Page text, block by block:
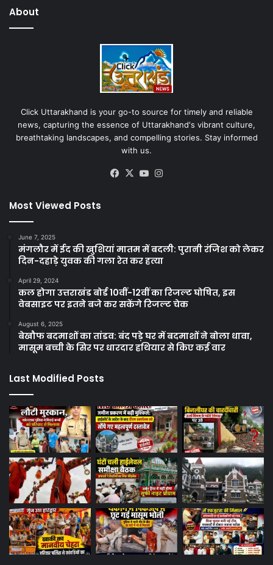
About
Click Uttarakhand is your go-to source for timely and reliable
news, capturing the essence of Uttarakhand's vibrant culture,
breathtaking landscapes, and compelling stories. Stay informed
with us.
Facebook
X YouTube
Most Viewed Posts
June 7, 2025
मंगलौर में ईद की खुशियां मातम में बदली: पुरानी रंजिश को लेकर
दिन-दहाड़े युवक की गला रेत कर हत्या
April 29, 2024
कल होगा उत्तराखंड बोर्ड 10वीं-12वीं का रिजल्ट घोषित, इस
वेबसाइट पर इतने बजे कर सकेंगे रिजल्ट चेक
August 6, 2025
बेखौफ बदमाशों का तांडव: बंद पड़े घर में बदमाशों ने बोला धावा,
मासूम बच्ची के सिर पर धारदार हथियार से किए कई वार
Last Modified Posts